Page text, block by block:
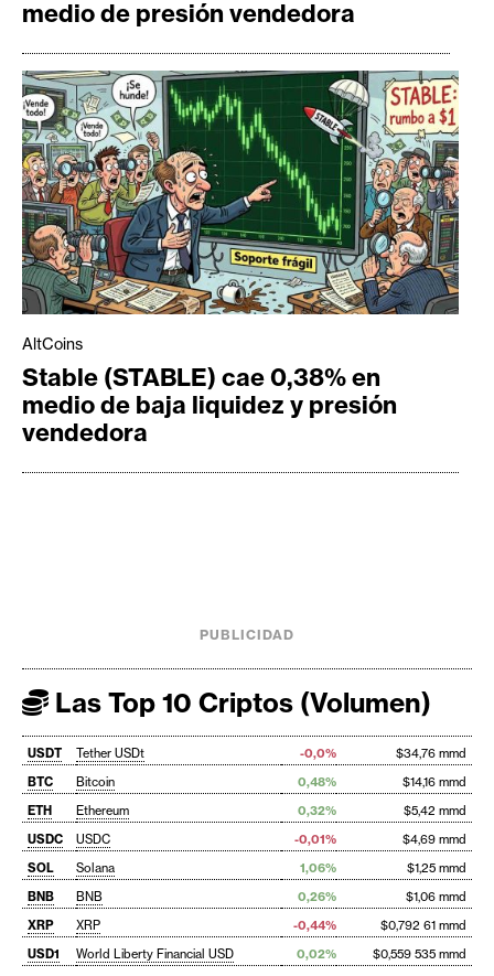
medio de presión vendedora
AltCoins
Stable (STABLE) cae 0,38% en
medio de baja liquidez y presión
vendedora
PUBLICIDAD
Las Top 10 Criptos (Volumen)
USDT Tether USDt -0,0%
$34,76 mmd
BTC
Bitcoin 0,48%
$14,16 mmd
ETH
Ethereum 0,32%
$5,42 mmd
USDC
USDC -0,01%
$4,69 mmd
SOL
Solana 1,06%
$1,25 mmd
BNB
BNB 0,26%
$1,06 mmd
XRP
XRP -0,44%
$0,792 61 mmd
USD1
World Liberty Financial USD 0,02%
$0,559 535 mmd